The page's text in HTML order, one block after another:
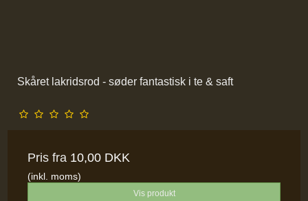
Skåret lakridsrod - søder fantastisk i te & saft
Pris fra 10,00 DKK
(inkl. moms)
Vis produkt